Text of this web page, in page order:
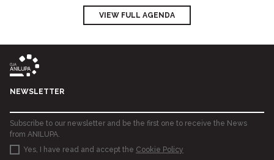
VIEW FULL AGENDA
NEWSLETTER
Subscribe to our newsletter and be the first one to receive the News
from ANILUPA.
Yes, I have read and accept the Cookie Policy